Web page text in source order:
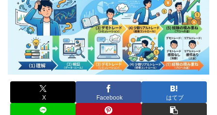
X Facebook はてブ